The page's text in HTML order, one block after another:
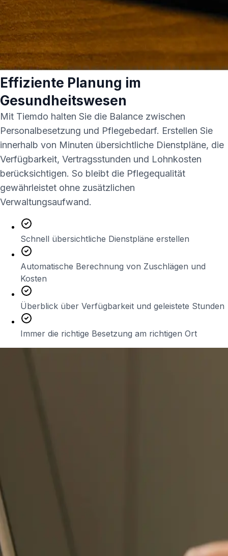
Effiziente Planung im
Gesundheitswesen
Mit Tiemdo halten Sie die Balance zwischen
Personalbesetzung und Pflegebedarf. Erstellen Sie
innerhalb von Minuten übersichtliche Dienstpläne, die
Verfügbarkeit, Vertragsstunden und Lohnkosten
berücksichtigen. So bleibt die Pflegequalität
gewährleistet ohne zusätzlichen
Verwaltungsaufwand.
Schnell übersichtliche Dienstpläne erstellen
Automatische Berechnung von Zuschlägen und
Kosten
Überblick über Verfügbarkeit und geleistete Stunden
Immer die richtige Besetzung am richtigen Ort